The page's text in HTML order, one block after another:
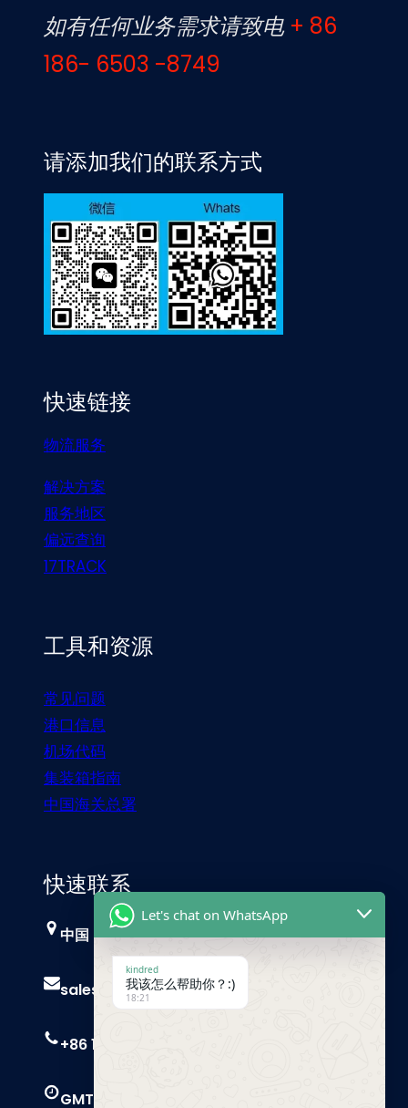
如有任何业务需求请致电 + 86
186- 6503 -8749
请添加我们的联系方式
快速链接
物流服务
解决方案
服务地区
偏远查询
17TRACK
工具和资源
常见问题
港口信息
机场代码
集装箱指南
中国海关总署
快速联系
中国，广州
sales@trust-freight.com
+86 186 6503 8749
GMT+8 9 AM – 6 PM
Let's chat on WhatsApp
kindred
我该怎么帮助你？:)
18:21